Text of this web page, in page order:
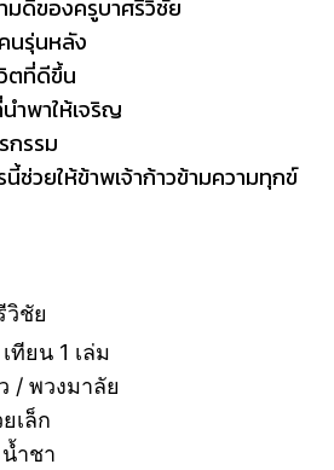
ดีของครูบาศรีวิชัย
นรุ่นหลัง
ตที่ดีขึ้น
ำพาให้เจริญ
กรรม
ช่วยให้ข้าพเจ้าก้าวข้ามความทุกข์
วิชัย
ทียน 1 เล่ม
/ พวงมาลัย
เล็ก
ำชา